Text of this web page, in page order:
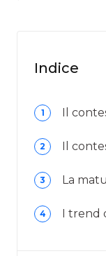
Indice
1 Il
2 Il
3 La
4 I trend